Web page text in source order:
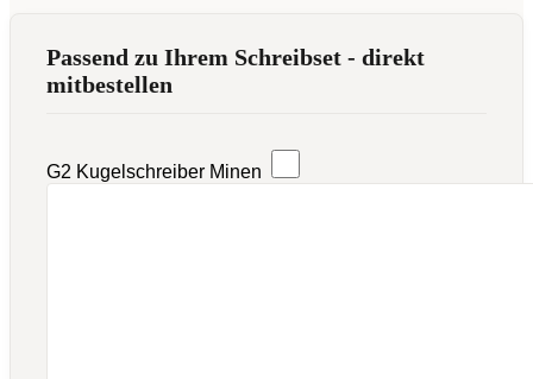
Passend zu Ihrem Schreibset - direkt
mitbestellen
G2 Kugelschreiber Minen